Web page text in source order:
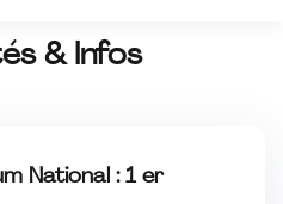
& Infos
National : 1 er